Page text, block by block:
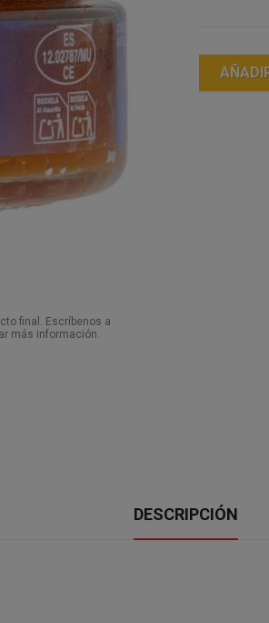
final. Escríbenos a
más información.
DESCRIPCIÓN